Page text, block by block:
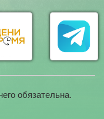
обязательна.